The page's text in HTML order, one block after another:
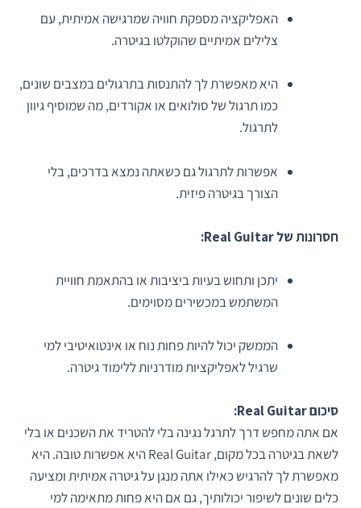
האפליקציה מספקת חוויה שמרגישה אמיתית, עם
צלילים אמיתיים שהוקלטו בגיטרה.
היא מאפשרת לך להתנסות בתרגולים במצבים שונים,
כמו תרגול של סולואים או אקורדים, מה שמוסיף גיוון
לתרגול.
אפשרות לתרגול גם כשאתה נמצא בדרכים, בלי
הצורך בגיטרה פיזית.
חסרונות של Real Guitar:
יתכן ותחוש בעיות ביציבות או בהתאמת חוויית
המשתמש במכשירים מסוימים.
הממשק יכול להיות פחות נוח או אינטואיטיבי למי
שרגיל לאפליקציות מודרניות ללימוד גיטרה.
סיכום Real Guitar:
אם אתה מחפש דרך לתרגל נגינה בלי להטריד את השכנים או בלי
לשאת בגיטרה בכל מקום, Real Guitar היא אפשרות טובה. היא
מאפשרת לך להרגיש כאילו אתה מנגן על גיטרה אמיתית ומציעה
כלים שונים לשיפור יכולותיך, גם אם היא פחות מתאימה למי